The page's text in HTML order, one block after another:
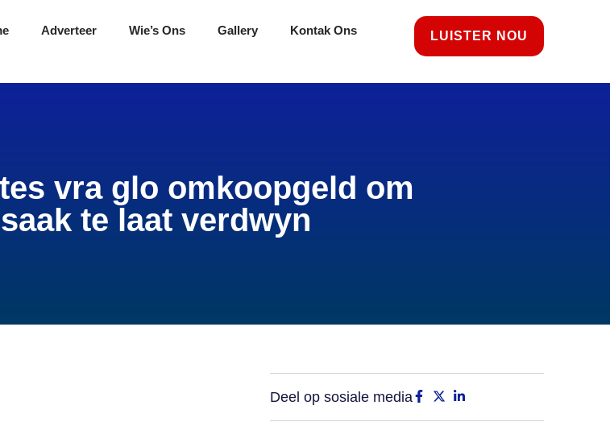
Adverteer Wie’s Ons Gallery Kontak Ons LUISTER NOU
vra glo omkoopgeld om
te laat verdwyn
Deel op sosiale media